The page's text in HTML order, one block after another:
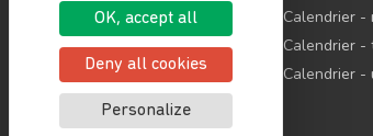
OK, accept all
Deny all cookies
Personalize
l’écosystème sportif.
Calendrier -
Calendrier -
Calendrier